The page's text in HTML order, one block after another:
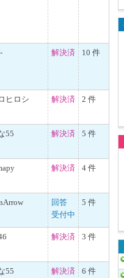
解決済 10 件
ヒロシ 解決済 2 件
55 解決済 5 件
解決済 4 件
回答
受付中
5 件
解決済 3 件
55 解決済 6 件